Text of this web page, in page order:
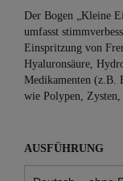
Der Bogen „Kleine
umfasst
Einspritzung von
Hyaluronsäure,
Medikamenten (z.B.
wie Polypen, Zysten,
AUSFÜHRUNG